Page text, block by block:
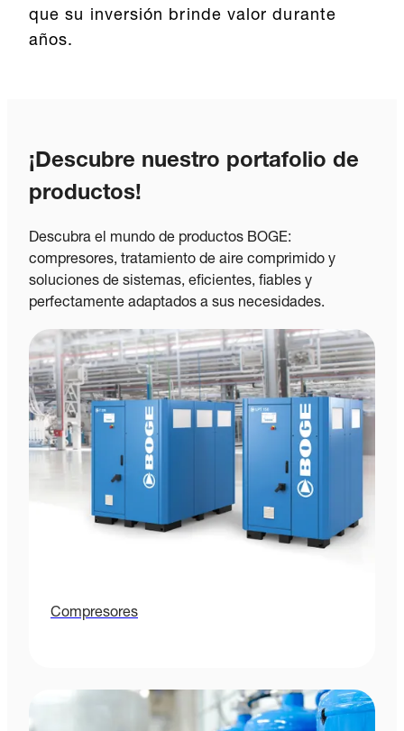
que su inversión brinde valor durante
años.
¡Descubre nuestro portafolio de
productos!
Descubra el mundo de productos BOGE:
compresores, tratamiento de aire comprimido y
soluciones de sistemas, eficientes, fiables y
perfectamente adaptados a sus necesidades.
Compresores